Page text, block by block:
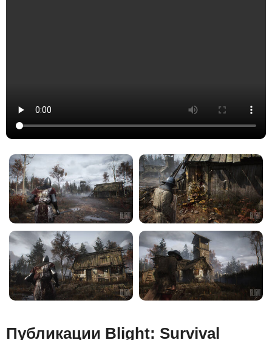
Публикации Blight: Survival